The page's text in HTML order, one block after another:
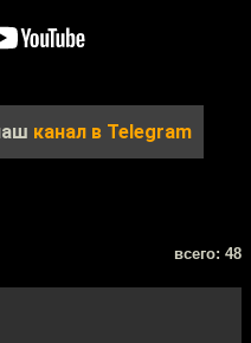
канал в Telegram
всего: 48